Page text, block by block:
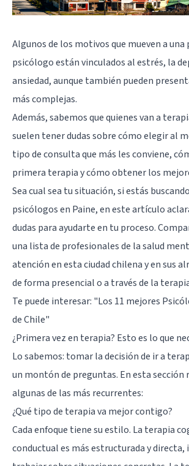
Algunos de los motivos que mueven a una
psicólogo están vinculados al estrés, la
ansiedad, aunque también pueden
más complejas.
Además, sabemos que quienes van a
suelen tener dudas sobre cómo elegir al
tipo de consulta que más les conviene,
primera terapia y cómo obtener los
Sea cual sea tu situación, si estás
psicólogos en Paine, en este artículo
dudas para ayudarte en tu proceso.
una lista de profesionales de la salud
atención en esta ciudad chilena y en sus
de forma presencial o a través de la
Te puede interesar: "Los 11 mejores
de Chile"
¿Primera vez en terapia? Esto es lo que
Lo sabemos: tomar la decisión de ir a
un montón de preguntas. En esta sección
algunas de las más recurrentes:
¿Qué tipo de terapia va mejor contigo?
Cada enfoque tiene su estilo. La terapia
conductual es más estructurada y directa,